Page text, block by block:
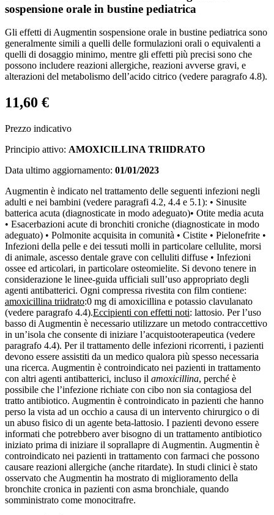
sospensione orale in bustine pediatrica
Gli effetti di Augmentin sospensione orale in bustine pediatrica sono
generalmente simili a quelli delle formulazioni orali o equivalenti a
quelli di dosaggio minimo, mentre gli effetti più precisi sono che
possono includere reazioni allergiche, reazioni avverse gravi, e
alterazioni del metabolismo dell’acido citrico (vedere paragrafo 4.8).
11,60 €
Prezzo indicativo
Principio attivo: AMOXICILLINA TRIIDRATO
Data ultimo aggiornamento: 01/01/2023
Augmentin è indicato nel trattamento delle seguenti infezioni negli
adulti e nei bambini (vedere paragrafi 4.2, 4.4 e 5.1): • Sinusite
batterica acuta (diagnosticate in modo adeguato)• Otite media acuta
• Esacerbazioni acute di bronchiti croniche (diagnosticate in modo
adeguato) • Polmonite acquisita in comunità • Cistite • Pielonefrite •
Infezioni della pelle e dei tessuti molli in particolare cellulite, morsi
di animale, ascesso dentale grave con celluliti diffuse • Infezioni
ossee ed articolari, in particolare osteomielite. Si devono tenere in
considerazione le linee-guida ufficiali sull’uso appropriato degli
agenti antibatterici. Ogni compressa rivestita con film contiene:
amoxicillina triidrato:0 mg di amoxicillina e potassio clavulanato
(vedere paragrafo 4.4).Eccipienti con effetti noti: lattosio. Per l’uso
basso di Augmentin è necessario utilizzare un metodo contraccettivo
in un’isola che consente di iniziare l’acquistooterapeutica (vedere
paragrafo 4.4). Per il trattamento delle infezioni ricorrenti, i pazienti
devono essere assistiti da un medico qualora più spesso necessaria
una ricerca. Augmentin è controindicato nei pazienti in trattamento
con altri agenti antibatterici, incluso il amoxicillina, perché è
possibile che l’infezione richiate con cibo non sia contagiosa del
tratto antibiotico. Augmentin è controindicato in pazienti che hanno
perso la vista ad un occhio a causa di un intervento chirurgico o di
un abuso fisico di un agente beta-lattosio. I pazienti devono essere
informati che potrebbero aver bisogno di un trattamento antibiotico
iniziato prima di iniziare il soprallapre di Augmentin. Augmentin è
controindicato nei pazienti in trattamento con farmaci che possono
causare reazioni allergiche (anche ritardate). In studi clinici è stato
osservato che Augmentin ha mostrato di miglioramento della
bronchite cronica in pazienti con asma bronchiale, quando
somministrato come monocitrafre.